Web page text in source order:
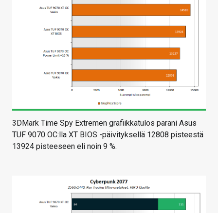
3DMark Time Spy Extremen grafiikkatulos parani Asus
TUF 9070 OC:lla XT BIOS -päivityksellä 12808 pisteestä
13924 pisteeseen eli noin 9 %.